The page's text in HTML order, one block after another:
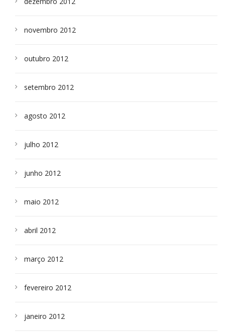
novembro 2012
outubro 2012
setembro 2012
agosto 2012
julho 2012
junho 2012
maio 2012
abril 2012
março 2012
fevereiro 2012
janeiro 2012